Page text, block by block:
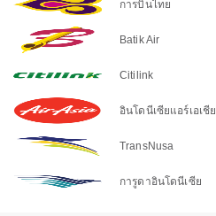
การบินไทย
Batik Air
Citilink
อินโดนีเซียแอร์เอเชีย
TransNusa
การูดาอินโดนีเซีย